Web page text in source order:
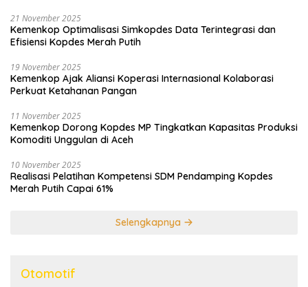
21 November 2025
Kemenkop Optimalisasi Simkopdes Data Terintegrasi dan
Efisiensi Kopdes Merah Putih
19 November 2025
Kemenkop Ajak Aliansi Koperasi Internasional Kolaborasi
Perkuat Ketahanan Pangan
11 November 2025
Kemenkop Dorong Kopdes MP Tingkatkan Kapasitas Produksi
Komoditi Unggulan di Aceh
10 November 2025
Realisasi Pelatihan Kompetensi SDM Pendamping Kopdes
Merah Putih Capai 61%
Selengkapnya
Otomotif